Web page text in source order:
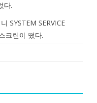
다.
SYSTEM SERVICE
크린이 떴다.